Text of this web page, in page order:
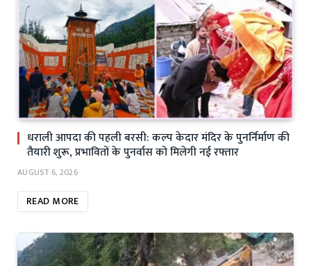
धराली आपदा की पहली बरसी: कल्प केदार मंदिर के पुनर्निर्माण की
तैयारी शुरू, प्रभावितों के पुनर्वास को मिलेगी नई रफ्तार
AUGUST 6, 2026
READ MORE